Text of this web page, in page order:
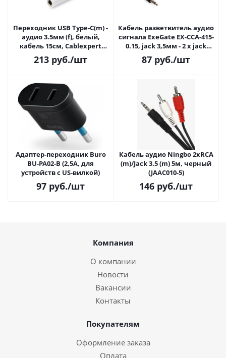
Переходник USB Type-C(m) -
аудио 3.5мм (f), белый,
кабель 15см, Cablexpert
CCA-UC3.5F-01-W
213 руб./шт
Кабель разветвитель аудио
сигнала ExeGate EX-CCA-415-
0.15, jack 3,5мм - 2 х jack
3,5мм, 15см, черный
87 руб./шт
Адаптер-переходник Buro
BU-PA02-B (2,5А, для
устройств с US-вилкой)
97 руб./шт
Кабель аудио Ningbo 2xRCA
(m)/Jack 3.5 (m) 5м, черный
(JAAC010-5)
146 руб./шт
Компания
О компании
Новости
Вакансии
Контакты
Покупателям
Оформление заказа
Оплата